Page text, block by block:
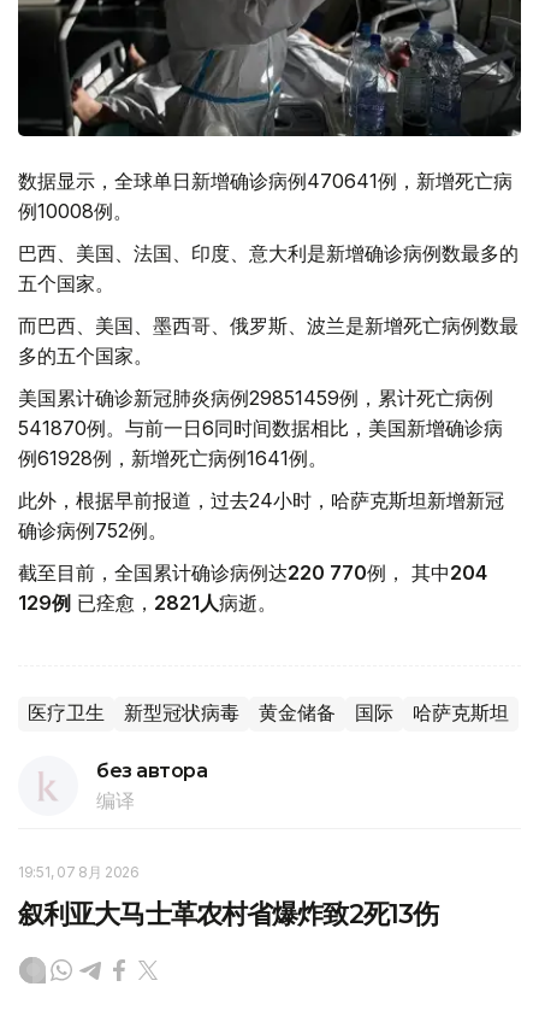
数据显示，全球单日新增确诊病例470641例，新增死亡病
例10008例。
巴西、美国、法国、印度、意大利是新增确诊病例数最多的
五个国家。
而巴西、美国、墨西哥、俄罗斯、波兰是新增死亡病例数最
多的五个国家。
美国累计确诊新冠肺炎病例29851459例，累计死亡病例
541870例。与前一日6同时间数据相比，美国新增确诊病
例61928例，新增死亡病例1641例。
此外，根据早前报道，过去24小时，哈萨克斯坦新增新冠
确诊病例752例。
截至目前，全国累计确诊病例达220 770例， 其中204
129例 已痊愈， 2821人病逝。
医疗卫生 新型冠状病毒 黄金储备 国际 哈萨克斯坦
без автора
编译
19:51, 07 8月 2026
叙利亚大马士革农村省爆炸致2死13伤